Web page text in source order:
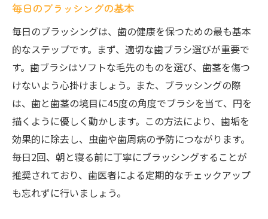
毎日のブラッシングの基本
毎日のブラッシングは、歯の健康を保つための最も基本
的なステップです。まず、適切な歯ブラシ選びが重要で
す。歯ブラシはソフトな毛先のものを選び、歯茎を傷つ
けないよう心掛けましょう。また、ブラッシングの際
は、歯と歯茎の境目に45度の角度でブラシを当て、円を
描くように優しく動かします。この方法により、歯垢を
効果的に除去し、虫歯や歯周病の予防につながります。
毎日2回、朝と寝る前に丁寧にブラッシングすることが
推奨されており、歯医者による定期的なチェックアップ
も忘れずに行いましょう。